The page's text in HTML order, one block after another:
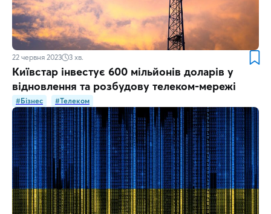
22 червня 2023 3 хв.
Київстар інвестує 600 мільйонів доларів у
відновлення та розбудову телеком-мережі
#Бізнес #Телеком